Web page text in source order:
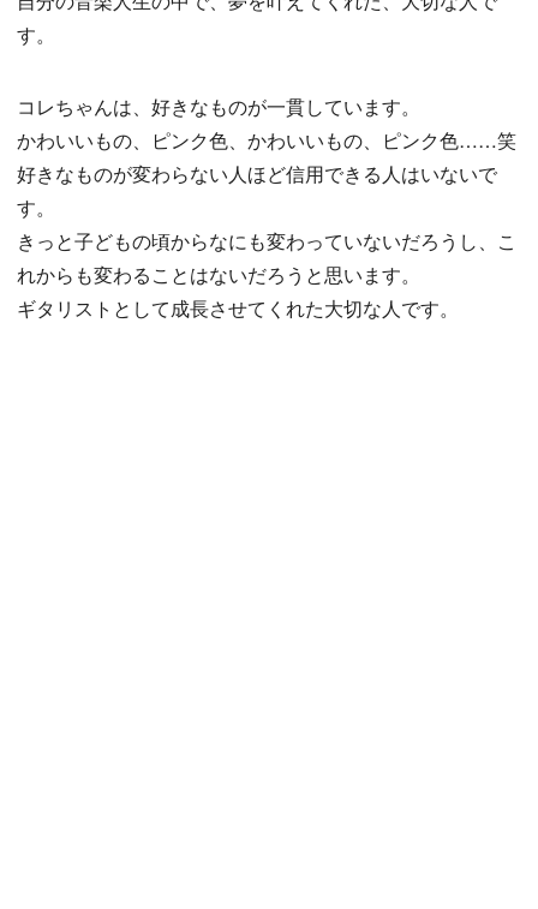
す。
コレちゃんは、好きなものが一貫しています。
かわいいもの、ピンク色、かわいいもの、ピンク色……笑
好きなものが変わらない人ほど信用できる人はいないで
す。
きっと子どもの頃からなにも変わっていないだろうし、こ
れからも変わることはないだろうと思います。
ギタリストとして成長させてくれた大切な人です。